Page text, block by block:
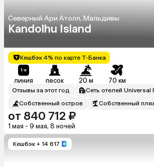
Северный Ари Атолл, Мальдивы
Kandolhu Island
Кешбэк 4% по карте Т-Банка
линия песок 20 м 70 км
Отзывы за этот год
Сеть отелей Universal
Собственный остров
Собственный
от 840 712 ₽
1 мая - 9 мая, 8 ночей
Кешбэк + 14 617